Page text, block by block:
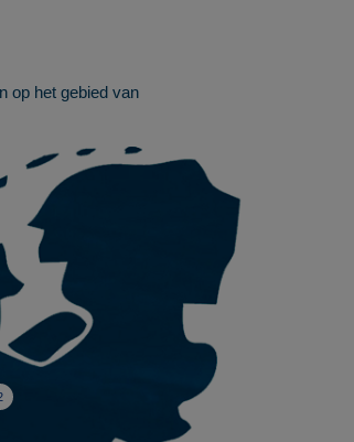
op het gebied van